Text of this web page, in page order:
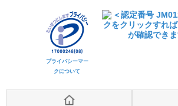
プライバシーマー
クについて